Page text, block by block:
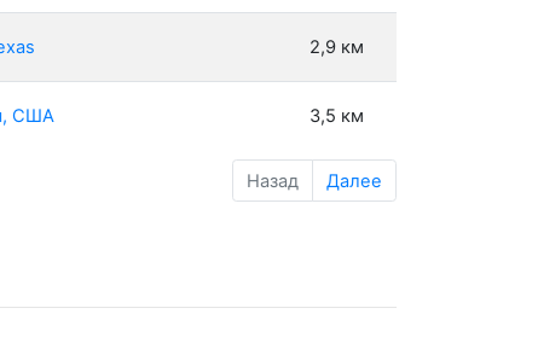
2,9 км
США 3,5 км
Назад Далее